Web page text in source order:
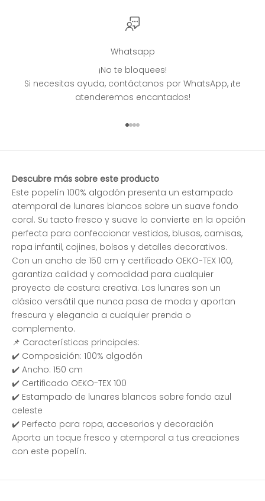
Whatsapp
¡No te bloquees!
Si necesitas ayuda, contáctanos por WhatsApp, ¡te
atenderemos encantados!
Ir al artículo 1
Ir al artículo 2
Ir al artículo 3
Ir al artículo 4
Descubre más sobre este producto
Este popelín 100% algodón presenta un estampado
atemporal de lunares blancos sobre un suave fondo
coral. Su tacto fresco y suave lo convierte en la opción
perfecta para confeccionar vestidos, blusas, camisas,
ropa infantil, cojines, bolsos y detalles decorativos.
Con un ancho de 150 cm y certificado OEKO-TEX 100,
garantiza calidad y comodidad para cualquier
proyecto de costura creativa. Los lunares son un
clásico versátil que nunca pasa de moda y aportan
frescura y elegancia a cualquier prenda o
complemento.
📌 Características principales:
✔️ Composición: 100% algodón
✔️ Ancho: 150 cm
✔️ Certificado OEKO-TEX 100
✔️ Estampado de lunares blancos sobre fondo azul
celeste
✔️ Perfecto para ropa, accesorios y decoración
Aporta un toque fresco y atemporal a tus creaciones
con este popelín.